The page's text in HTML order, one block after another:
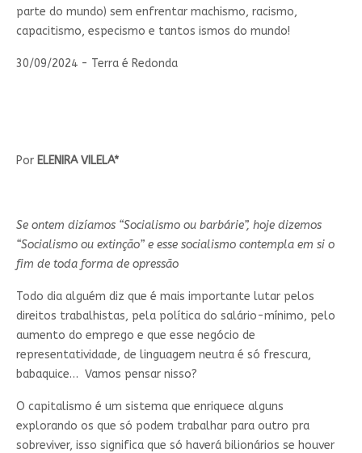
parte do mundo) sem enfrentar machismo, racismo,
capacitismo, especismo e tantos ismos do mundo!
30/09/2024 - Terra é Redonda
Por ELENIRA VILELA*
Se ontem dizíamos “Socialismo ou barbárie”, hoje dizemos
“Socialismo ou extinção” e esse socialismo contempla em si o
fim de toda forma de opressão
Todo dia alguém diz que é mais importante lutar pelos
direitos trabalhistas, pela política do salário-mínimo, pelo
aumento do emprego e que esse negócio de
representatividade, de linguagem neutra é só frescura,
babaquice… Vamos pensar nisso?
O capitalismo é um sistema que enriquece alguns
explorando os que só podem trabalhar para outro pra
sobreviver, isso significa que só haverá bilionários se houver